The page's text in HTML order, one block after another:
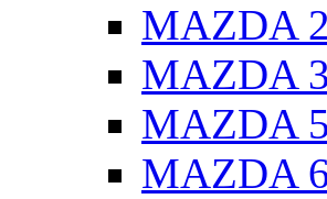
MAZDA 2
MAZDA 3
MAZDA 5
MAZDA